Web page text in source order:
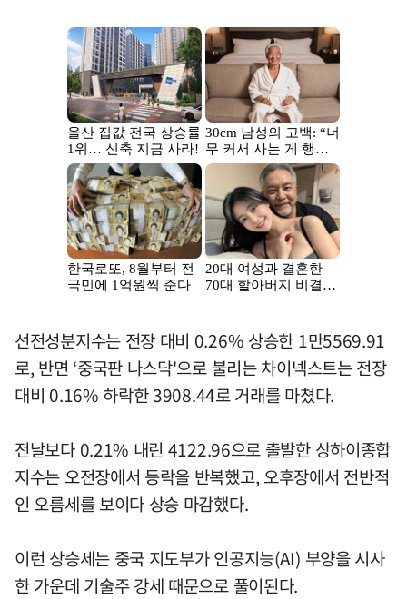
선전성분지수는 전장 대비 0.26% 상승한 1만5569.91
로, 반면 ‘중국판 나스닥'으로 불리는 차이넥스트는 전장
대비 0.16% 하락한 3908.44로 거래를 마쳤다.
전날보다 0.21% 내린 4122.96으로 출발한 상하이종합
지수는 오전장에서 등락을 반복했고, 오후장에서 전반적
인 오름세를 보이다 상승 마감했다.
이런 상승세는 중국 지도부가 인공지능(AI) 부양을 시사
한 가운데 기술주 강세 때문으로 풀이된다.